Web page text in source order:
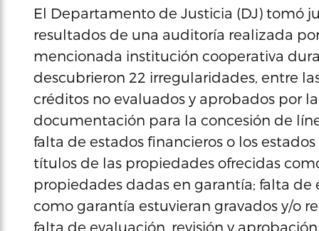
El Departamento de Justicia (DJ) tomó
resultados de una auditoría realizada
mencionada institución cooperativa
descubrieron 22 irregularidades, entre
créditos no evaluados y aprobados por
documentación para la concesión de
falta de estados financieros o los
títulos de las propiedades ofrecidas
propiedades dadas en garantía; falta
como garantía estuvieran gravados y/o
falta de evaluación, revisión y